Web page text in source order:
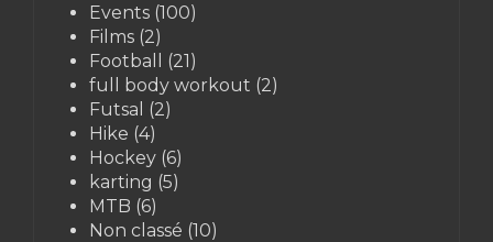
Events (100)
Films (2)
Football
(21)
full body workout (2)
Futsal (2)
Hike (4)
Hockey (6)
karting (5)
MTB (6)
Non classé (10)